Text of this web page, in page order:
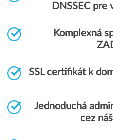
DNSSEC pre
Komplexná
SSL certifikát k
Jednoduchá
cez